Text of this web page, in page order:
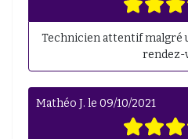
Technicien attentif malgré
rendez-
Mathéo J. le 09/10/2021